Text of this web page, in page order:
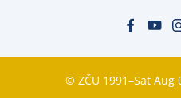
© ZČU 1991–Sat Aug